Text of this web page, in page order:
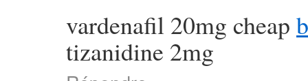
vardenafil 20mg cheap
tizanidine 2mg